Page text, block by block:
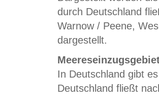
durch Deutschland
Warnow / Peene,
dargestellt.
In Deutschland gibt
Deutschland fließt